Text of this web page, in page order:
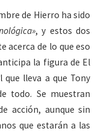
de Hierro ha sido
, y estos dos
acerca de lo que eso
la figura de El
lleva a que Tony
todo. Se muestran
acción, aunque sin
que estarán a las